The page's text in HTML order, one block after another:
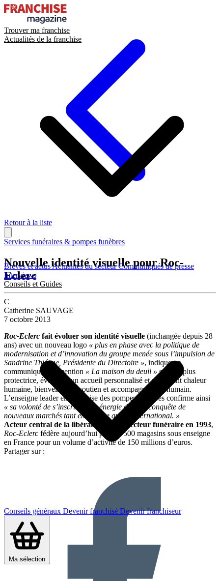
Trouver ma franchise
Actualités de la franchise
Brèves et actusActualités du secteurCommuniqués de presse
Interviews
Conseils et Guides
Conseils généraux Devenir franchisé Devenir franchiseur
Ma sélection
Retour à la liste
Services funéraires & pompes funèbres
Nouvelle identité visuelle pour Roc-
Eclerc
C
Catherine SAUVAGE
7 octobre 2013
Roc-Eclerc fait évoluer son identité visuelle (inchangée depuis 28
ans) avec un nouveau logo « plus en phase avec la politique de
modernisation et d’innovation du groupe menée sous l’impulsion de
Sandrine Thiéfine, Présidente du Directoire », indique un
communiqué. La mention « La maison du deuil »se veut plus
protectrice, évoquant un accueil personnalisé et suggérant chaleur
humaine, bienveillance, soutien et accompagnement humain.
L’enseigne leader en franchise des pompes funèbres confirme ainsi
« sa volonté de s’inscrire avec énergie dans la conquête de
nouveaux marchés tant en France qu’à
l’international. »
Acteur central de la libéralisation du secteur funéraire en 1993,
Roc-Eclerc fédère aujourd’hui près de 500 magasins sous enseigne
en France pour un volume d’activité de 150 millions d’euros.
Partager sur :